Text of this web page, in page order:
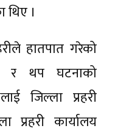
थिए ।
हातपात गरेको
र थप घटनाको
जिल्ला प्रहरी
प्रहरी कार्यालय